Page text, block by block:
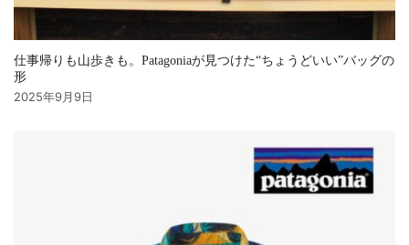
仕事帰りも山歩きも。Patagoniaが見つけた“ちょうどいい”バッグの
形
2025年9月9日